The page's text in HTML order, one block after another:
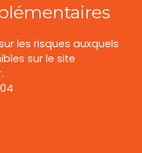
les risques auxquels
sur le site